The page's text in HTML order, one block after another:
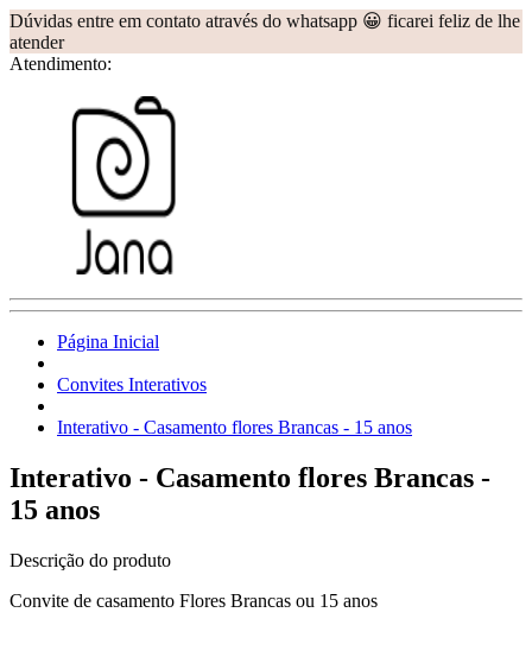
Dúvidas entre em contato através do whatsapp 😀 ficarei feliz de lhe
atender
Atendimento:
Página Inicial
Convites Interativos
Interativo - Casamento flores Brancas - 15 anos
Interativo - Casamento flores Brancas -
15 anos
Descrição do produto
Convite de casamento Flores Brancas ou 15 anos